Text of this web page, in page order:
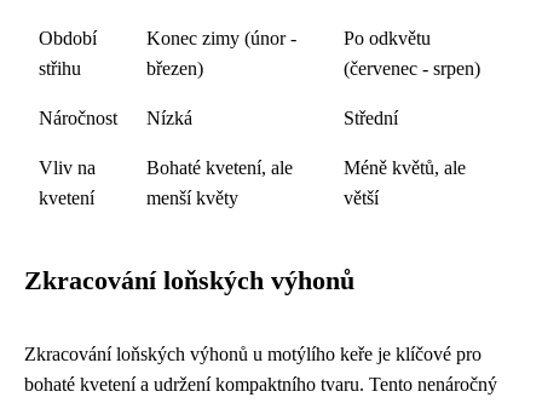
Období
střihu
Konec zimy (únor -
březen)
Po odkvětu
(červenec - srpen)
Náročnost Nízká Střední
Vliv na
kvetení
Bohaté kvetení, ale
menší květy
Méně květů, ale
větší
Zkracování loňských výhonů
Zkracování loňských výhonů u motýlího keře je klíčové pro
bohaté kvetení a udržení kompaktního tvaru. Tento nenáročný